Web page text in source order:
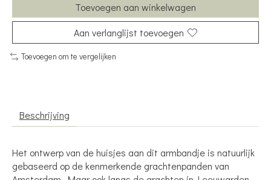
Toevoegen aan winkelwagen
Aan verlanglijst toevoegen
Toevoegen om te vergelijken
Beschrijving
Het ontwerp van de huisjes aan dit armbandje is natuurlijk
gebaseerd op de kenmerkende grachtenpanden van